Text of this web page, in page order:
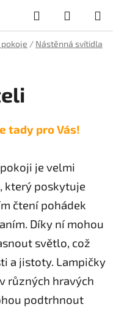
Hledat
KOŠÍK
/ Nástěnná svítidla
tady pro Vás!
je velmi
který poskytuje
čtení pohádek
Díky ní mohou
světlo, což
a jistoty. Lampičky
různých hravých
podtrhnout